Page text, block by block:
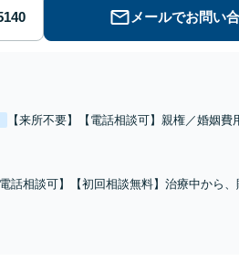
メールでお問い
【来所不要】【電話相談可】親権／婚姻費
話相談可】【初回相談無料】治療中から、